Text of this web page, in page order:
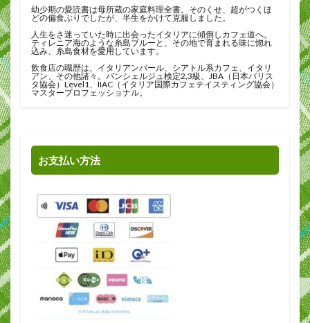
幼少期の愛読書は母所蔵の家庭料理全書。そのくせ、超がつくほ
どの偏食ぶりでしたが、半生をかけて克服しました。
人生をさ迷っていた時に出会ったイタリアに傾倒しカフェ道へ。
ティレニア海のような糸島ブルーと、その地で育まれる味に惚れ
込み、糸島食材を愛用しています。
飲食店の職歴は、イタリアンバール、シアトル系カフェ、イタリ
アン、その他諸々。パンシェルジュ検定2,3級、JBA（日本バリス
タ協会）Level1、IIAC（イタリア国際カフェテイスティング協会）
マスタープロフェッショナル。
お支払い方法